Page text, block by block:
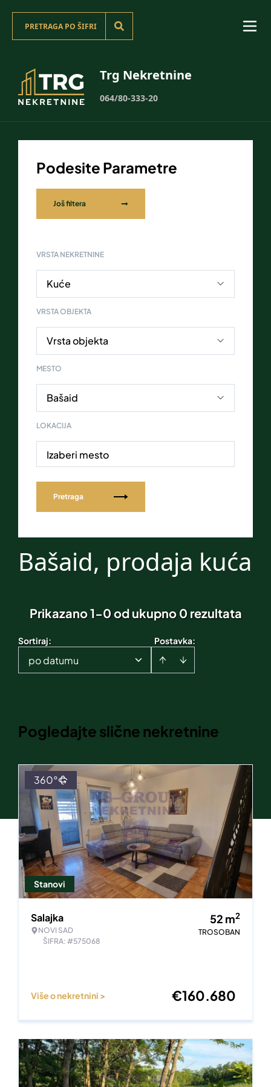
Trg Nekretnine
064/80-333-20
Podesite Parametre
Još filtera
VRSTA NEKRETNINE
VRSTA OBJEKTA
MESTO
LOKACIJA
Izaberi mesto
Pretraga
Bašaid, prodaja kuća
Prikazano 1-0 od ukupno 0 rezultata
Postavka:
Sortiraj:
po datumu
Pogledajte slične nekretnine
Stanovi
360°
Salajka
NOVI SAD
ŠIFRA: #575068
52 m2
TROSOBAN
Više o nekretnini > €160.680